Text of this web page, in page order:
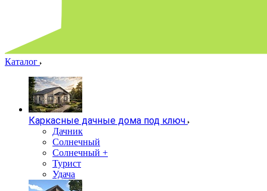
Каталог
Каркасные дачные дома под ключ
Дачник
Солнечный
Солнечный +
Турист
Удача